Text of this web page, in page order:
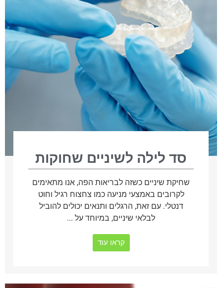
סד לילה לשיניים שחוקות
שחיקת שיניים כשזה לבריאות הפה, אנו מתאימים
לקרובים באמצעי מניעה כמו צחצוח רגיל וחוט
דנטלי. עם זאת, הרגלים ותנאים יכולים להוביל
לבלאי שיניים, במיוחד על ...
קראו עוד